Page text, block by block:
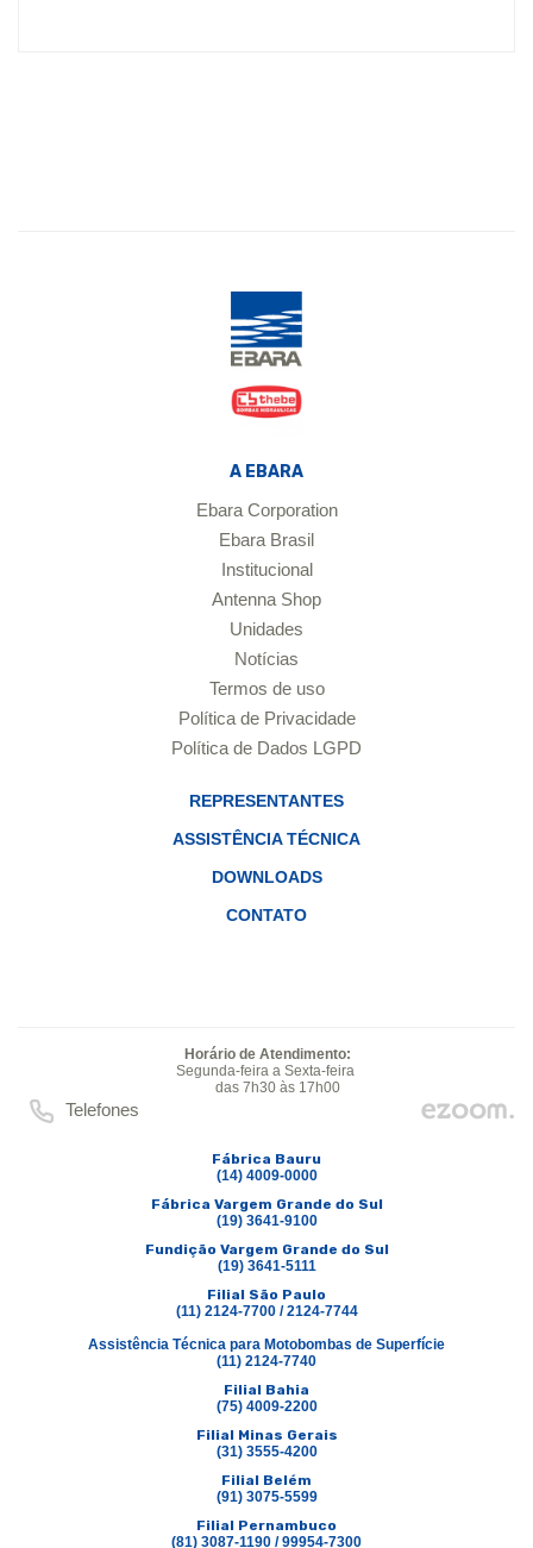
A EBARA
Ebara Corporation
Ebara Brasil
Institucional
Antenna Shop
Unidades
Notícias
Termos de uso
Política de Privacidade
Política de Dados LGPD
REPRESENTANTES
ASSISTÊNCIA TÉCNICA
DOWNLOADS
CONTATO
Horário de Atendimento:
Segunda-feira a Sexta-feira
das 7h30 às 17h00
Telefones
Fábrica Bauru
(14) 4009-0000
Fábrica Vargem Grande do Sul
(19) 3641-9100
Fundição Vargem Grande do Sul
(19) 3641-5111
Filial São Paulo
(11) 2124-7700 / 2124-7744
Assistência Técnica para Motobombas de Superfície
(11) 2124-7740
Filial Bahia
(75) 4009-2200
Filial Minas Gerais
(31) 3555-4200
Filial Belém
(91) 3075-5599
Filial Pernambuco
(81) 3087-1190 / 99954-7300